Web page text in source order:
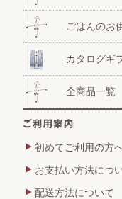
ごはんのお
カタログギ
全商品一覧
初めてご利用の方
お支払い方法につ
配送方法について